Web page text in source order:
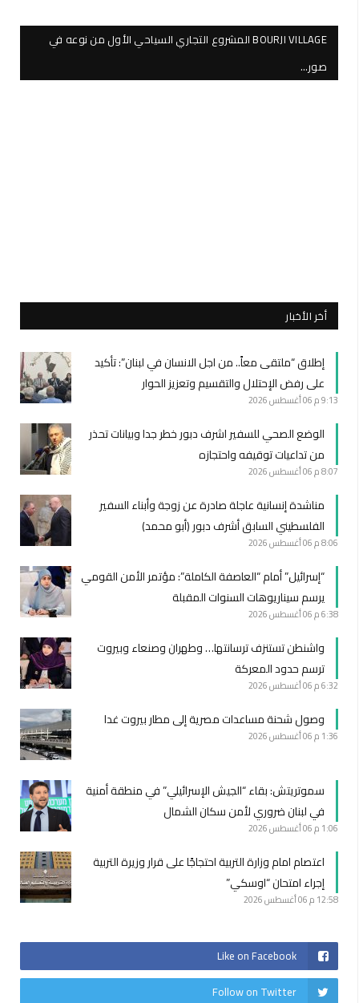
BOURJI VILLAGE المشروع التجاري السياحي الأول من نوعه في
صور…
أخر الأخبار
إطلاق “ملتقى معاً.. من اجل الانسان في لبنان”: تأكيد
على رفض الإحتلال والتقسيم وتعزيز الحوار
9:13 م 06 أغسطس 2026
الوضع الصحي للسفير اشرف دبور خطر جدا وبيانات تحذر
من تداعيات توقيفه واحتجازه
8:07 م 06 أغسطس 2026
مناشدة إنسانية عاجلة صادرة عن زوجة وأبناء السفير
الفلسطيني السابق أشرف دبور (أبو محمد)
8:06 م 06 أغسطس 2026
“إسرائيل” أمام “العاصفة الكاملة”: مؤتمر الأمن القومي
يرسم سيناريوهات السنوات المقبلة
6:38 م 06 أغسطس 2026
واشنطن تستنزف ترسانتها… وطهران وصنعاء وبيروت
ترسم حدود المعركة
6:32 م 06 أغسطس 2026
وصول شحنة مساعدات مصرية إلى مطار بيروت غدا
1:36 م 06 أغسطس 2026
سموتريتش: بقاء “الجيش الإسرائيلي” في منطقة أمنية
في لبنان ضروري لأمن سكان الشمال
1:06 م 06 أغسطس 2026
اعتصام امام وزارة التربية احتجاجًا على قرار وزيرة التربية
إجراء امتحان “اوسكي”
12:58 م 06 أغسطس 2026
Like on Facebook
Follow on Twitter